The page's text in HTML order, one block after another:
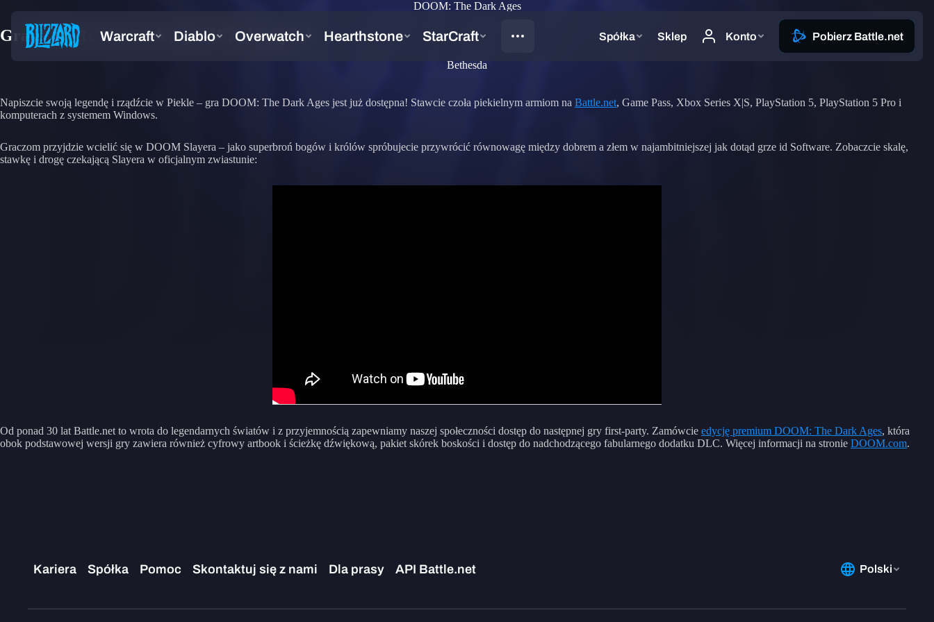
DOOM: The Dark Ages
Gra DOOM: The Dark Ages JUŻ dostępna!
Bethesda
Napiszcie swoją legendę i rządźcie w Piekle – gra DOOM: The Dark Ages jest już dostępna! Stawcie czoła piekielnym armiom na Battle.net, Game Pass, Xbox Series X|S, PlayStation 5, PlayStation 5 Pro i
komputerach z systemem Windows.
Graczom przyjdzie wcielić się w DOOM Slayera – jako superbroń bogów i królów spróbujecie przywrócić równowagę między dobrem a złem w najambitniejszej jak dotąd grze id Software. Zobaczcie skalę,
stawkę i drogę czekającą Slayera w oficjalnym zwiastunie:
Od ponad 30 lat Battle.net to wrota do legendarnych światów i z przyjemnością zapewniamy naszej społeczności dostęp do następnej gry first-party. Zamówcie edycję premium DOOM: The Dark Ages, która
obok podstawowej wersji gry zawiera również cyfrowy artbook i ścieżkę dźwiękową, pakiet skórek boskości i dostęp do nadchodzącego fabularnego dodatku DLC. Więcej informacji na stronie DOOM.com.